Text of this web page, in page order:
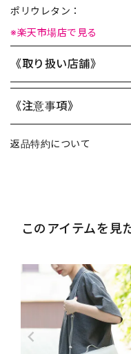
ポリウレタン：
※楽天市場店で見る
《取り扱い店舗》
《注意事項》
返品特約について
このアイテムを見